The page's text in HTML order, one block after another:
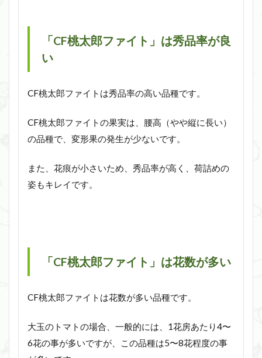
「CF桃太郎ファイト」は秀品率が良
い
CF桃太郎ファイトは秀品率の高い品種です。
CF桃太郎ファイトの果実は、腰高（やや縦に長い）
の品種で、変形果の発生が少ないです。
また、花痕が小さいため、秀品率が高く、荷詰めの
姿もキレイです。
「CF桃太郎ファイト」は花数が多い
CF桃太郎ファイトは花数が多い品種です。
大玉のトマトの場合、一般的には、1花房あたり4〜
6花の事が多いですが、この品種は5〜8花程度の事